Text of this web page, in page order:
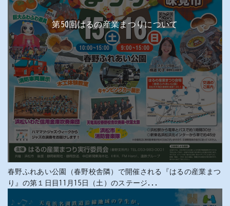
第50回はるの産業まつりについて
春野ふれあい公園（春野校舎隣）で開催される『はるの産業まつ
り』の第１日目11月15日（土）のステージ...